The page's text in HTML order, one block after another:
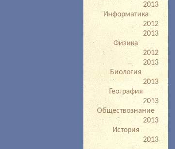
2013
Информатика
2012
2013
Физика
2012
2013
Биология
2013
География
2013
Обществознание
2013
История
2013